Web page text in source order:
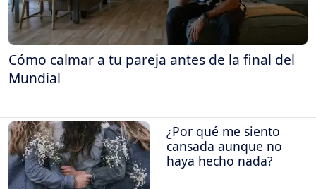
Cómo calmar a tu pareja antes de la final del
Mundial
¿Por qué me siento
cansada aunque no
haya hecho nada?